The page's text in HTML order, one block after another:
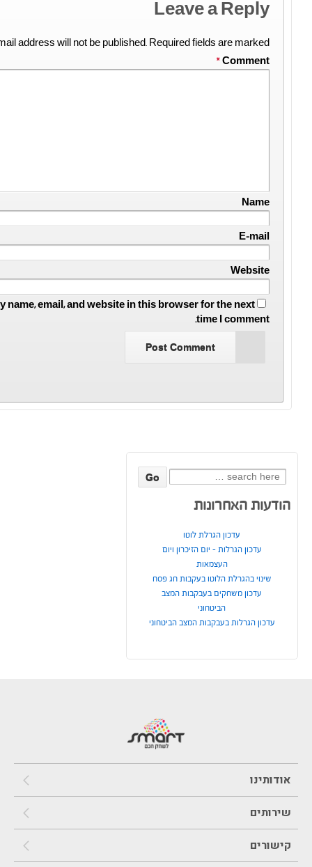
Leave a Reply
address will not be published. Required fields are marked
Comment
*
Name
E-mail
Website
name, email, and website in this browser for the next
time I comment.
Search
for:
הודעות האחרונות
עדכון הגרלת לוטו
עדכון הגרלות – יום הזיכרון ויום
העצמאות
שינוי בהגרלת הלוטו בעקבות חג פסח
עדכון משחקים בעבקבות המצב
הביטחוני
עדכון הגרלות בעבקבות המצב הביטחוני
אודותינו
שירותים
קישורים